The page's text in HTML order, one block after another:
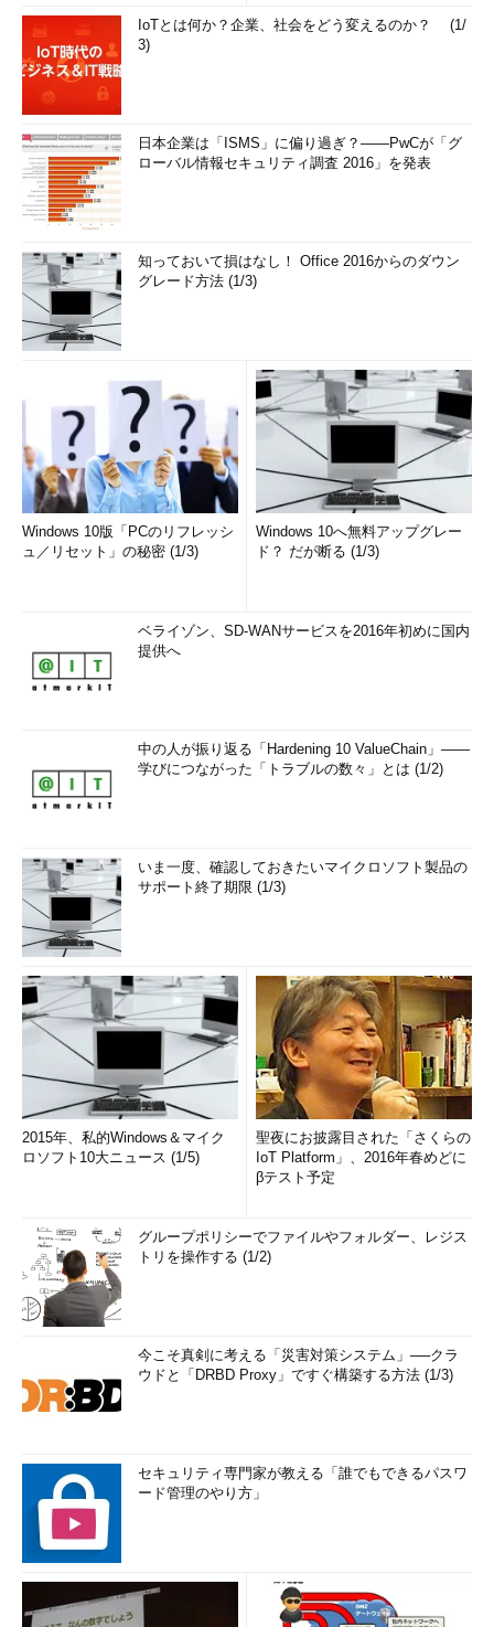
IoTとは何か？企業、社会をどう変えるのか？ (1/
3)
日本企業は「ISMS」に偏り過ぎ？――PwCが「グ
ローバル情報セキュリティ調査 2016」を発表
知っておいて損はなし！ Office 2016からのダウン
グレード方法 (1/3)
Windows 10版「PCのリフレッシ
ュ／リセット」の秘密 (1/3)
Windows 10へ無料アップグレー
ド？ だが断る (1/3)
ベライゾン、SD-WANサービスを2016年初めに国内
提供へ
中の人が振り返る「Hardening 10 ValueChain」――
学びにつながった「トラブルの数々」とは (1/2)
いま一度、確認しておきたいマイクロソフト製品の
サポート終了期限 (1/3)
2015年、私的Windows＆マイク
ロソフト10大ニュース (1/5)
聖夜にお披露目された「さくらの
IoT Platform」、2016年春めどに
βテスト予定
グループポリシーでファイルやフォルダー、レジス
トリを操作する (1/2)
今こそ真剣に考える「災害対策システム」──クラ
ウドと「DRBD Proxy」ですぐ構築する方法 (1/3)
セキュリティ専門家が教える「誰でもできるパスワ
ード管理のやり方」